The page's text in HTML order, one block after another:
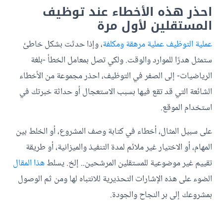
احذر هذه الأخطاء عند توظيف
المستقلين لأول مرة
عملية التوظيف عملية مرهقة ومكلفة، وإذا حدثت بشكل خاطئ
ستمثل هدرًا للموارد والوقت. ولكي تصل بمعامل الخطأ -بلغة
الرياضيات- إلى الصفر في التوظيف، احذر مجموعة من الأخطاء
الشائعة التي قد تقع فيها بسبب الاستعجال أو حداثة خبرتك في
استخدام الموقع.
على سبيل المثال، أخطاء في كتابة وصف المشروع، أو الخلط بين
المهام، أو الاختيار غير ملائم لمدة التنفيذ والميزانية، أو طريقة
تقييم غير موضوعية للمستقلين المرشحين.. إلخ. يسلطهذا المقال
الضوء على هذه الإشارات التحذيرية للانتباه لها ومن ثم الوصول
بمشروعك إلى بر النجاح والجودة.